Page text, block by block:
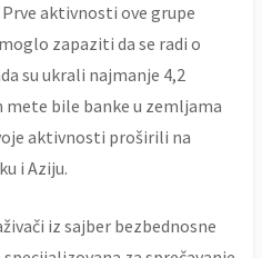
aktivnosti ove grupe
zapaziti da se radi o
su ukrali najmanje 4,2
bile banke u zemljama
aktivnosti proširili na
i Aziju.
iz sajber bezbednosne